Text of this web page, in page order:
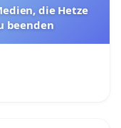
die Hetze
beenden